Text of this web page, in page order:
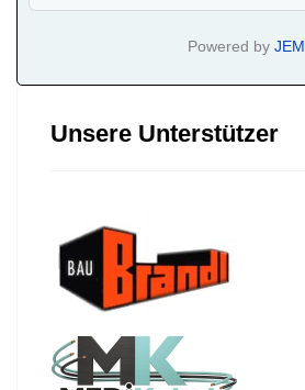
Powered by JEM
Unsere Unterstützer